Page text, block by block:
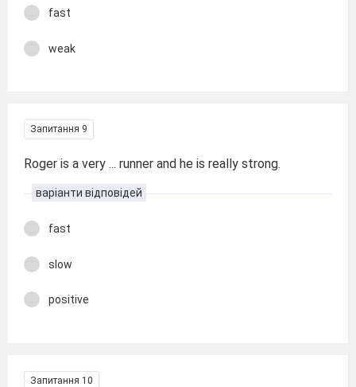
fast
weak
Запитання 9
Roger is a very ... runner and he is really strong.
варіанти відповідей
fast
slow
positive
Запитання 10